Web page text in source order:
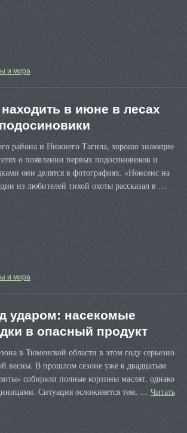
и мира
в июне в лесах
района и Нижнего Тагила, хорошо знающие
о появлении первых подосиновиков и
они делятся в фотографиях. «Нонсенс на
из любителей тихой охоты рассказал в …
и мира
ударом: насекомые
в опасный продукт
в Тюменской области в этом году серьезно
весны. В прошлом сезоне уже к двадцатым
собирали полные корзины маслят, однако
Ситуация осложняется тем, … Читать